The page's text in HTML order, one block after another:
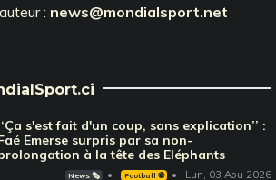
: news@mondialsport.net
s'est fait d'un coup, sans explication’’ :
Emerse surpris par sa non-
à la tête des Eléphants
News 🗞️ Football ⚽️ Lun, 03 Aou 2026